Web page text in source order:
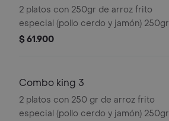
2 platos con 250gr de arroz frito
especial (pollo cerdo y jamón) 250gr
de carne de res salteada con
$ 61.900
Combo king 3
2 platos con 250 gr de arroz frito
especial (pollo cerdo y jamón) 250gr